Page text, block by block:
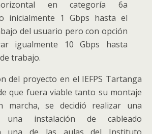
en categoría 6a
inicialmente 1 Gbps hasta el
del usuario pero con opción
igualmente 10 Gbps hasta
trabajo.
del proyecto en el IEFPS Tartanga
que fuera viable tanto su montaje
marcha, se decidió realizar una
una instalación de cableado